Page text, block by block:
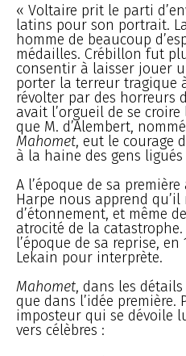
« Voltaire prit le parti
latins pour son portrait.
homme de beaucoup
médailles. Crébillon fut
consentir à laisser jouer
porter la terreur tragique
révolter par des horreurs
avait l’orgueil de se croire
que M. d’Alembert,
Mahomet, eut le courage
à la haine des gens
A l’époque de sa
Harpe nous apprend
d’étonnement, et même
atrocité de la
l’époque de sa reprise, en
Lekain pour interprète.
Mahomet, dans les
que dans l’idée
imposteur qui se dévoile
vers célèbres :